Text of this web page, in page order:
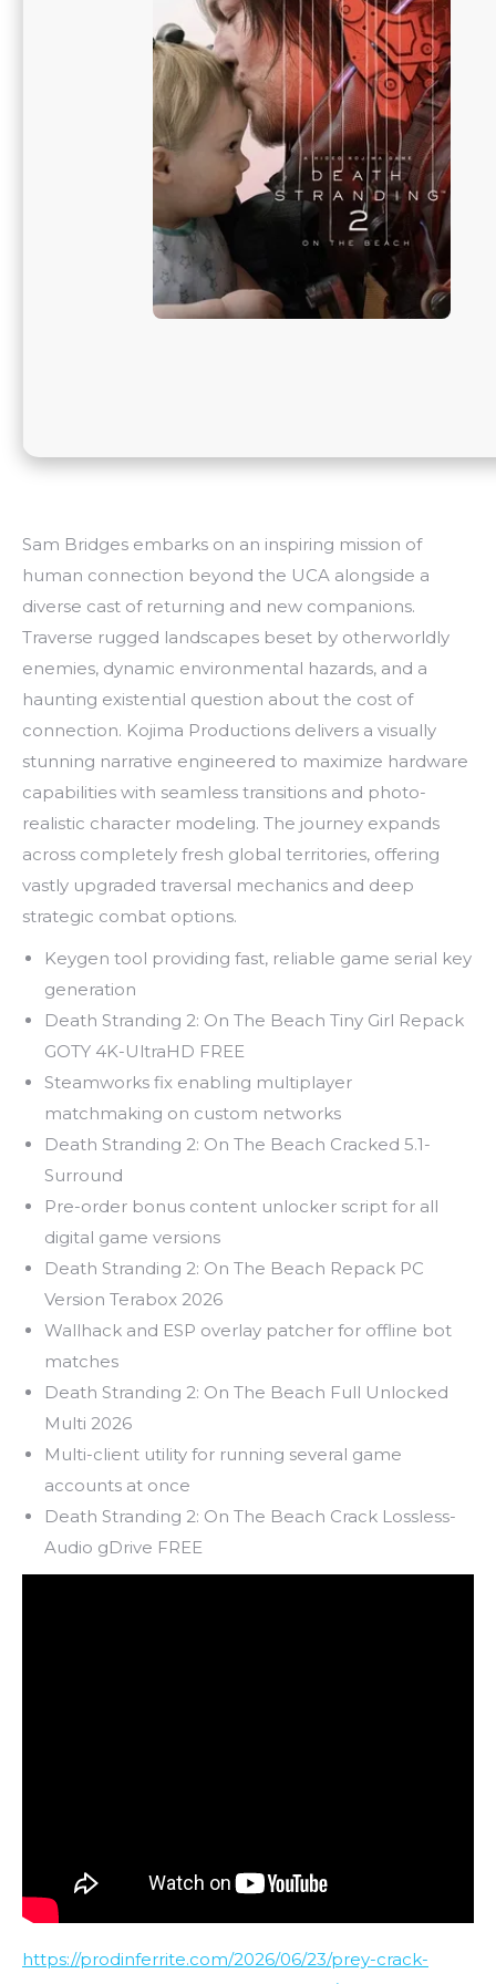
Sam Bridges embarks on an inspiring mission of
human connection beyond the UCA alongside a
diverse cast of returning and new companions.
Traverse rugged landscapes beset by otherworldly
enemies, dynamic environmental hazards, and a
haunting existential question about the cost of
connection. Kojima Productions delivers a visually
stunning narrative engineered to maximize hardware
capabilities with seamless transitions and photo-
realistic character modeling. The journey expands
across completely fresh global territories, offering
vastly upgraded traversal mechanics and deep
strategic combat options.
Keygen tool providing fast, reliable game serial key
generation
Death Stranding 2: On The Beach Tiny Girl Repack
GOTY 4K-UltraHD FREE
Steamworks fix enabling multiplayer
matchmaking on custom networks
Death Stranding 2: On The Beach Cracked 5.1-
Surround
Pre-order bonus content unlocker script for all
digital game versions
Death Stranding 2: On The Beach Repack PC
Version Terabox 2026
Wallhack and ESP overlay patcher for offline bot
matches
Death Stranding 2: On The Beach Full Unlocked
Multi 2026
Multi-client utility for running several game
accounts at once
Death Stranding 2: On The Beach Crack Lossless-
Audio gDrive FREE
https://prodinferrite.com/2026/06/23/prey-crack-